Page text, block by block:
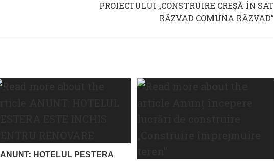
PROIECTULUI „CONSTRUIRE CREȘĂ ÎN SAT
RĂZVAD COMUNA RĂZVAD”
ANUNT: HOTELUL PESTERA